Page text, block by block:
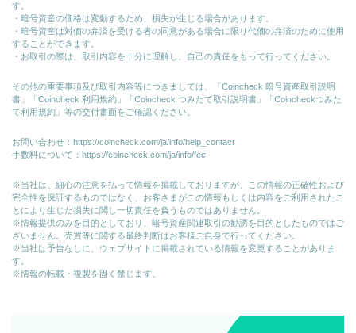
す。
・暗号資産の価格は変動するため、損失が生じる場合があります。
・暗号資産は対価の弁済を受ける者の同意がある場合に限り代価の弁済のために使⽤
することができます。
・お取引の際は、取引内容を十分に理解し、自己の責任をもって行ってください。
その他の重要事項及び取引内容等につきましては、「Coincheck 暗号資産取引説明
書」「Coincheck 利用規約」「Coincheck つみたて取引説明書」「Coincheckつみた
て利用規約」等の交付書面をご確認ください。
お問い合わせ： https://coincheck.com/ja/info/help_contact
手数料について： https://coincheck.com/ja/info/fee
※当社は、細心の注意を払って情報を掲載しておりますが、この情報の正確性および
完全性を保証するものではなく、お客さまがこの情報もしくは内容をご利用されたこ
とにより生じた損失に関し一切責任を負うものではありません。
※情報提供のみを目的としており、暗号資産関連取引の勧誘を目的としたものではご
ざいません。売買等に関する最終判断はお客様ご自身で行ってください。
※当社は予告なしに、ウェブサイトに掲載されている情報を変更することがありま
す。
※情報の転載・複製を固く禁じます。